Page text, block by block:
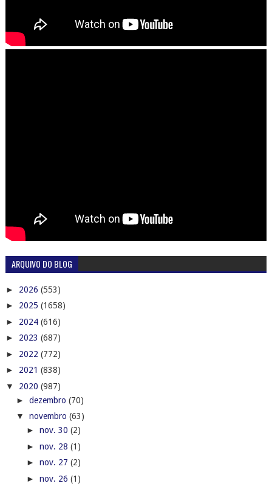
ARQUIVO DO BLOG
► 2026 (553)
► 2025 (1658)
► 2024 (616)
► 2023 (687)
► 2022 (772)
► 2021 (838)
▼ 2020 (987)
► dezembro (70)
▼ novembro (63)
► nov. 30 (2)
► nov. 28 (1)
► nov. 27 (2)
► nov. 26 (1)